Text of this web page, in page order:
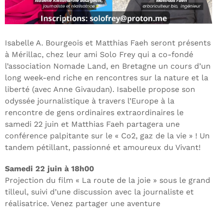
Isabelle A. Bourgeois et Matthias Faeh seront présents
à Mérillac, chez leur ami Solo Frey qui a co-fondé
l’association Nomade Land, en Bretagne un cours d’un
long week-end riche en rencontres sur la nature et la
liberté (avec Anne Givaudan). Isabelle propose son
odyssée journalistique à travers l’Europe à la
rencontre de gens ordinaires extraordinaires le
samedi 22 juin et Matthias Faeh partagera une
conférence palpitante sur le « Co2, gaz de la vie » ! Un
tandem pétillant, passionné et amoureux du Vivant!
Samedi 22 juin à 18h00
Projection du film « La route de la joie » sous le grand
tilleul, suivi d’une discussion avec la journaliste et
réalisatrice. Venez partager une aventure